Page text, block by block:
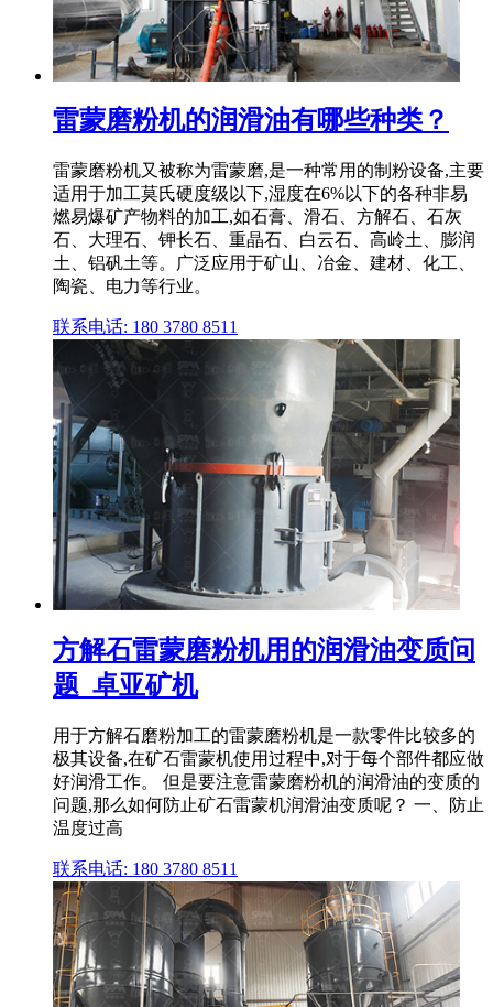
雷蒙磨粉机的润滑油有哪些种类？
雷蒙磨粉机又被称为雷蒙磨,是一种常用的制粉设备,主要
适用于加工莫氏硬度级以下,湿度在6%以下的各种非易
燃易爆矿产物料的加工,如石膏、滑石、方解石、石灰
石、大理石、钾长石、重晶石、白云石、高岭土、膨润
土、铝矾土等。广泛应用于矿山、冶金、建材、化工、
陶瓷、电力等行业。
联系电话: 180 3780 8511
方解石雷蒙磨粉机用的润滑油变质问
题_卓亚矿机
用于方解石磨粉加工的雷蒙磨粉机是一款零件比较多的
极其设备,在矿石雷蒙机使用过程中,对于每个部件都应做
好润滑工作。 但是要注意雷蒙磨粉机的润滑油的变质的
问题,那么如何防止矿石雷蒙机润滑油变质呢？ 一、防止
温度过高
联系电话: 180 3780 8511